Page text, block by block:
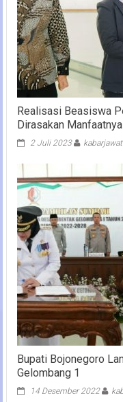
Realisasi Beasiswa
Dirasakan Manfaatnya
2 Juli 2023
Bupati Bojonegoro
Gelombang 1
14 Desember 2022